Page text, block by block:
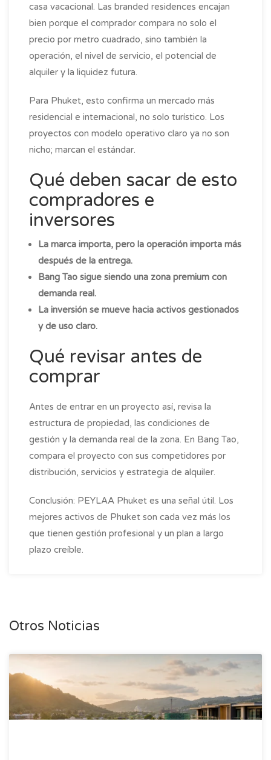
casa vacacional. Las branded residences encajan
bien porque el comprador compara no solo el
precio por metro cuadrado, sino también la
operación, el nivel de servicio, el potencial de
alquiler y la liquidez futura.
Para Phuket, esto confirma un mercado más
residencial e internacional, no solo turístico. Los
proyectos con modelo operativo claro ya no son
nicho; marcan el estándar.
Qué deben sacar de esto
compradores e
inversores
La marca importa, pero la operación importa más
después de la entrega.
Bang Tao sigue siendo una zona premium con
demanda real.
La inversión se mueve hacia activos gestionados
y de uso claro.
Qué revisar antes de
comprar
Antes de entrar en un proyecto así, revisa la
estructura de propiedad, las condiciones de
gestión y la demanda real de la zona. En Bang Tao,
compara el proyecto con sus competidores por
distribución, servicios y estrategia de alquiler.
Conclusión: PEYLAA Phuket es una señal útil. Los
mejores activos de Phuket son cada vez más los
que tienen gestión profesional y un plan a largo
plazo creíble.
Otros Noticias